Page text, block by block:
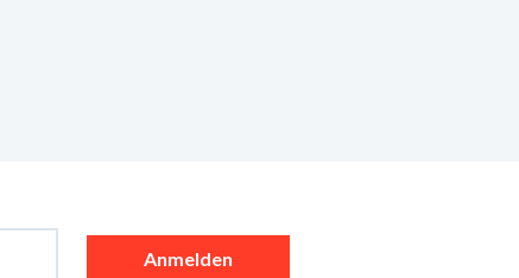
Anmelden